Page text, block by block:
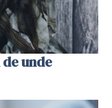
unde